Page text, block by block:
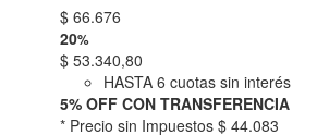
$ 66.676
20%
$ 53.340,80
HASTA 6 cuotas sin interés
5% OFF CON TRANSFERENCIA
* Precio sin Impuestos $ 44.083